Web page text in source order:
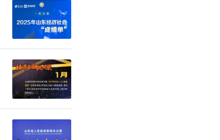
展现厚
产业之
中国大
重，人
席、冯